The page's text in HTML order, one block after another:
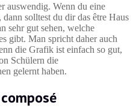
auswendig. Wenn du eine
solltest du dir das être Haus
sehr gut sehen, welche
gibt. Man spricht daher auch
die Grafik ist einfach so gut,
Schülern die
gelernt haben.